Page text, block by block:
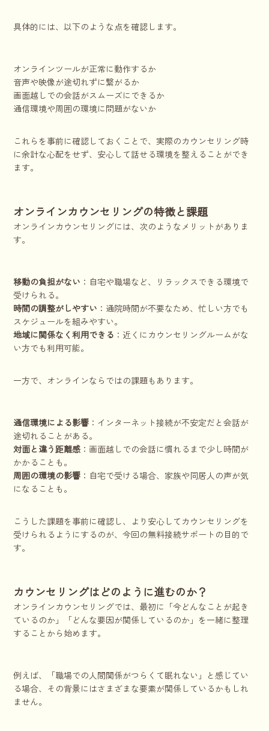
具体的には、以下のような点を確認します。
オンラインツールが正常に動作するか
音声や映像が途切れずに繋がるか
画面越しでの会話がスムーズにできるか
通信環境や周囲の環境に問題がないか
これらを事前に確認しておくことで、実際のカウンセリング時
に余計な心配をせず、安心して話せる環境を整えることができ
ます。
オンラインカウンセリングの特徴と課題
オンラインカウンセリングには、次のようなメリットがありま
す。
移動の負担がない ：自宅や職場など、リラックスできる環境で
受けられる。
時間の調整がしやすい ：通院時間が不要なため、忙しい方でも
スケジュールを組みやすい。
地域に関係なく利用できる ：近くにカウンセリングルームがな
い方でも利用可能。
一方で、オンラインならではの課題もあります。
通信環境による影響 ：インターネット接続が不安定だと会話が
途切れることがある。
対面と違う距離感 ：画面越しでの会話に慣れるまで少し時間が
かかることも。
周囲の環境の影響 ：自宅で受ける場合、家族や同居人の声が気
になることも。
こうした課題を事前に確認し、より安心してカウンセリングを
受けられるようにするのが、今回の無料接続サポートの目的で
す。
カウンセリングはどのように進むのか？
オンラインカウンセリングでは、最初に「今どんなことが起き
ているのか」「どんな要因が関係しているのか」を一緒に整理
することから始めます。
例えば、「職場での人間関係がつらくて眠れない」と感じてい
る場合、その背景にはさまざまな要素が関係しているかもしれ
ません。